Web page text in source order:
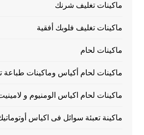
ماكينات تغليف شرنك
ماكينات تغليف فلوبك أفقية
ماكينات لحام
ماكينات لحام أكياس وماكينات طباعة
ماكينات لحام اكياس الومنيوم و
ماكينة تعبئة سوائل فى اكياس